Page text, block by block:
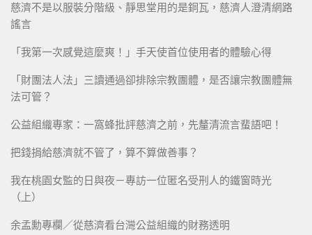
慈濟不是以服裝分階級、靜思堂用的是銅瓦，慈濟人澄清網路
謠言
「我第一次感覺這麼爽！」手天使首位使用者的體驗心得
「財團法人法」三讀通過卻排除宗教團體，是否讓宗教團體無
法可管？
公益組織專家：一窩蜂批評慈濟之前，先釐清流言蜚語吧！
把錢捐給慈濟就不管了，算不算做善事？
我在桃園女監的日與夜－專訪一位匿名受刑人的鐵窗時光
（上）
余孟勳專欄／從慈濟看台灣公益組織的財務透明